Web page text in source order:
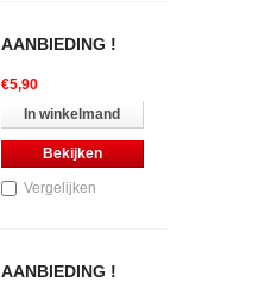
AANBIEDING !
€5,90
In winkelmand
Bekijken
Vergelijken
AANBIEDING !